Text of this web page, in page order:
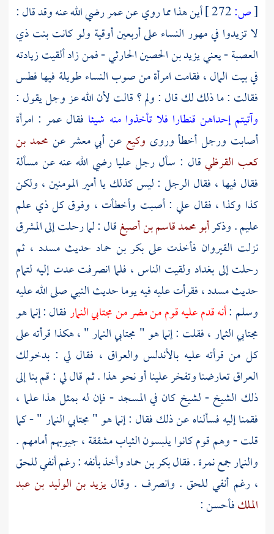
[ص: أين هذا مما روي عنعمررضي الله عنه وقد قال :
لا تزيدوا في مهور النساء على أربعين أوقية ولو كانت بنت ذي
العصبة - يعنييزيد بن الحصين الحارثي- فمن زاد ألقيت زيادته
في بيت المال ، فقامت امرأة من صوب النساء طويلة فيها فطس
فقالت : ما ذلك لك قال : ولم ؟ قالت لأن الله عز وجل يقول :
وآتيتم إحداهن قنطارا فلا تأخذوا منه شيئا فقال عمر : امرأة
أصابت ورجل أخطأ وروى وكيع عنأبي معشرعن محمد بن
كعب القرظيقال : سأل رجلعليارضي الله عنه عن مسألة
فقال فيها ، فقال الرجل : ليس كذلك يا أمير المومنين ، ولكن
كذا وكذا ، فقال علي : أصبت وأخطأت ، وفوق كل ذي علم
عليم . وذكرأبو محمد قاسم بن أصبغقال : لما رحلت إلى المشرق
نزلت القيروان فأخذت على بكر بن حماد حديثمسدد ، ثم
رحلت إلىبغدادولقيت الناس ، فلما انصرفت عدت إليه لتمام
حديثمسدد، فقرأت عليه فيه يوما حديث النبي صلى الله عليه
وسلم :أنه قدم عليه قوم منمضرمن مجتابي النمارفقال : إنما هو
مجتابي الثمار ، فقلت : إنما هو " مجتابي النمار " ، هكذا قرأته على
كل من قرأته عليه بالأندلس والعراق ، فقال لي : بدخولك
العراقتعارضنا وتفخر علينا أو نحو هذا . ثم قال لي : قم بنا إلى
ذلك الشيخ - لشيخ كان في المسجد - فإن له بمثل هذا علما ،
فقمنا إليه فسألناه عن ذلك فقال : إنما هو " مجتابي النمار " - كما
قلت - وهم قوم كانوا يلبسون الثياب مشققة ، جيوبهم أمامهم .
والنمار جمع نمرة . فقالبكر بن حمادوأخذ بأنفه : رغم أنفي للحق
، رغم أنفي للحق . وانصرف . وقاليزيد بن الوليد بن عبد
الملكفأحسن :